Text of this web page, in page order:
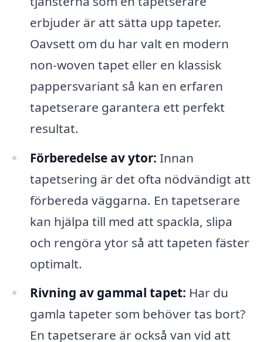
erbjuder är att sätta upp tapeter.
Oavsett om du har valt en modern
non-woven tapet eller en klassisk
pappersvariant så kan en erfaren
tapetserare garantera ett perfekt
resultat.
Förberedelse av ytor: Innan
tapetsering är det ofta nödvändigt att
förbereda väggarna. En tapetserare
kan hjälpa till med att spackla, slipa
och rengöra ytor så att tapeten fäster
optimalt.
Rivning av gammal tapet: Har du
gamla tapeter som behöver tas bort?
En tapetserare är också van vid att